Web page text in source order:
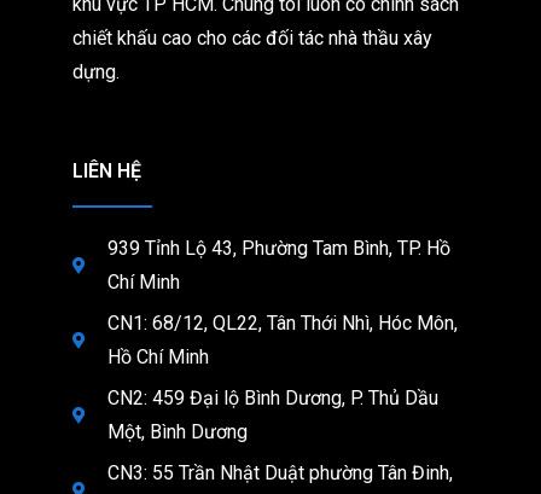
chiết khấu cao cho các đối tác nhà thầu xây
dựng.
LIÊN HỆ
939 Tỉnh Lộ 43, Phường Tam Bình, TP. Hồ
Chí Minh
CN1: 68/12, QL22, Tân Thới Nhì, Hóc Môn,
Hồ Chí Minh
CN2: 459 Đại lộ Bình Dương, P. Thủ Dầu
Một, Bình Dương
CN3: 55 Trần Nhật Duật phường Tân Đinh,